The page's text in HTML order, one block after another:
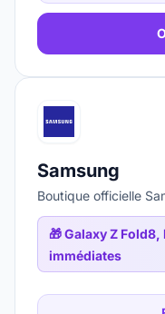
Samsung
Boutique officielle
🎁Galaxy Z
immédiates